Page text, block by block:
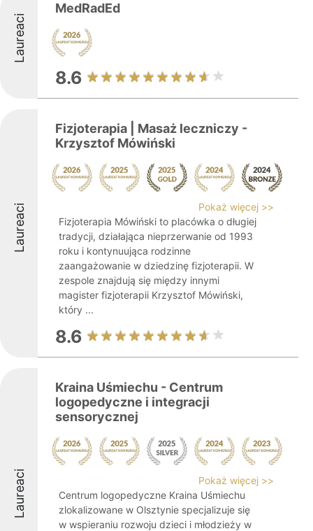
Laureaci
MedRadEd
8.6
Laureaci
Fizjoterapia | Masaż leczniczy -
Krzysztof Mówiński
Pokaż więcej >>
Fizjoterapia Mówiński to placówka o długiej
tradycji, działająca nieprzerwanie od 1993
roku i kontynuująca rodzinne
zaangażowanie w dziedzinę fizjoterapii. W
zespole znajdują się między innymi
magister fizjoterapii Krzysztof Mówiński,
który ...
8.6
Laureaci
Kraina Uśmiechu - Centrum
logopedyczne i integracji
sensorycznej
Pokaż więcej >>
Centrum logopedyczne Kraina Uśmiechu
zlokalizowane w Olsztynie specjalizuje się
w wspieraniu rozwoju dzieci i młodzieży w